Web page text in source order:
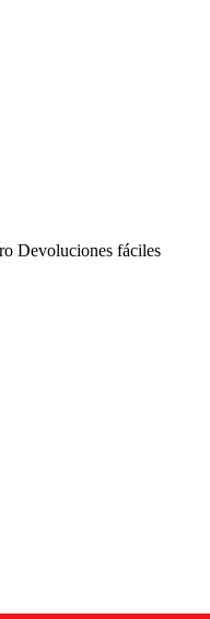
Devoluciones fáciles